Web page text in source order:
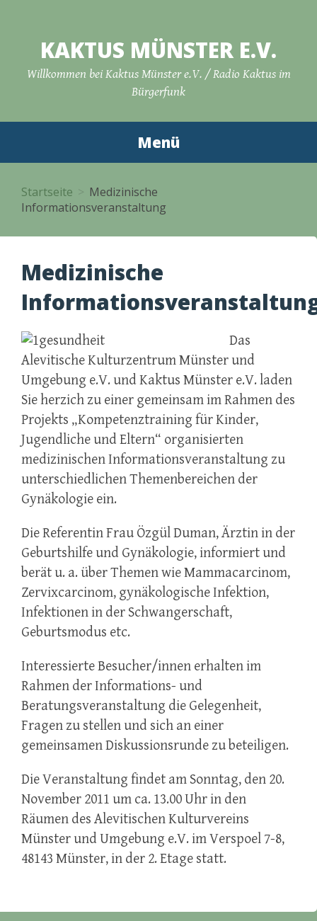
springenKAKTUS MÜNSTER E.V.
Willkommen bei Kaktus Münster e.V. / Radio Kaktus im
Bürgerfunk
Menü
Startseite
Medizinische
Informationsveranstaltung
Medizinische
Das
Alevitische Kulturzentrum Münster und
Umgebung e.V. und Kaktus Münster e.V. laden
Sie herzich zu einer gemeinsam im Rahmen des
Projekts „Kompetenztraining für Kinder,
Jugendliche und Eltern“ organisierten
medizinischen Informationsveranstaltung zu
unterschiedlichen Themenbereichen der
Gynäkologie ein.
Die Referentin Frau Özgül Duman, Ärztin in der
Geburtshilfe und Gynäkologie, informiert und
berät u. a. über Themen wie Mammacarcinom,
Zervixcarcinom, gynäkologische Infektion,
Infektionen in der Schwangerschaft,
Geburtsmodus etc.
Interessierte Besucher/innen erhalten im
Rahmen der Informations- und
Beratungsveranstaltung die Gelegenheit,
Fragen zu stellen und sich an einer
gemeinsamen Diskussionsrunde zu beteiligen.
Die Veranstaltung findet am Sonntag, den 20.
November 2011 um ca. 13.00 Uhr in den
Räumen des Alevitischen Kulturvereins
Münster und Umgebung e.V. im Verspoel 7-8,
48143 Münster, in der 2. Etage statt.